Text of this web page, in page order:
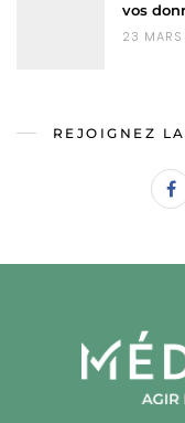
vos
23
REJOIGNEZ